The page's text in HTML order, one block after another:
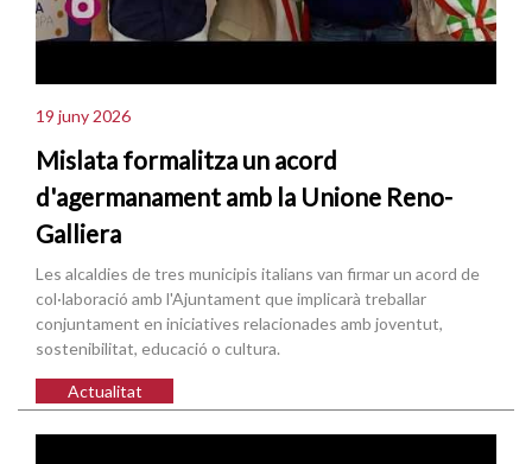
19 juny 2026
Mislata formalitza un acord
d'agermanament amb la Unione Reno-
Galliera
Les alcaldies de tres municipis italians van firmar un acord de
col·laboració amb l'Ajuntament que implicarà treballar
conjuntament en iniciatives relacionades amb joventut,
sostenibilitat, educació o cultura.
Actualitat